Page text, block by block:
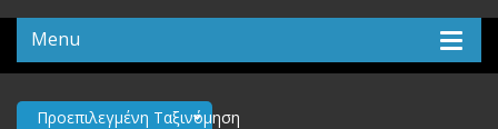
Menu
Προεπιλεγμένη Ταξινόμηση